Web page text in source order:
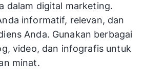
dalam digital marketing.
informatif, relevan, dan
Anda. Gunakan berbagai
video, dan infografis untuk
minat.